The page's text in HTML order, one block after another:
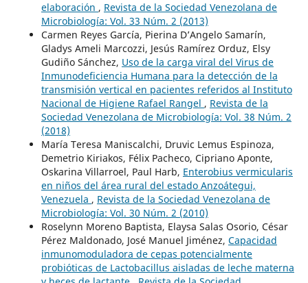
elaboración , Revista de la Sociedad Venezolana de
Microbiología: Vol. 33 Núm. 2 (2013)
Carmen Reyes García, Pierina D’Angelo Samarín,
Gladys Ameli Marcozzi, Jesús Ramírez Orduz, Elsy
Gudiño Sánchez, Uso de la carga viral del Virus de
Inmunodeficiencia Humana para la detección de la
transmisión vertical en pacientes referidos al Instituto
Nacional de Higiene Rafael Rangel , Revista de la
Sociedad Venezolana de Microbiología: Vol. 38 Núm. 2
(2018)
María Teresa Maniscalchi, Druvic Lemus Espinoza,
Demetrio Kiriakos, Félix Pacheco, Cipriano Aponte,
Oskarina Villarroel, Paul Harb, Enterobius vermicularis
en niños del área rural del estado Anzoátegui,
Venezuela , Revista de la Sociedad Venezolana de
Microbiología: Vol. 30 Núm. 2 (2010)
Roselynn Moreno Baptista, Elaysa Salas Osorio, César
Pérez Maldonado, José Manuel Jiménez, Capacidad
inmunomoduladora de cepas potencialmente
probióticas de Lactobacillus aisladas de leche materna